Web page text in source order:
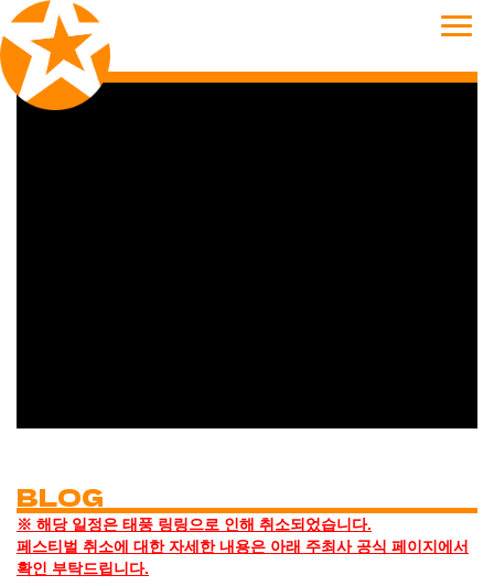
BLOG
※ 해당 일정은 태풍 링링으로 인해 취소되었습니다.
페스티벌 취소에 대한 자세한 내용은 아래 주최사 공식 페이지에서
확인 부탁드립니다.